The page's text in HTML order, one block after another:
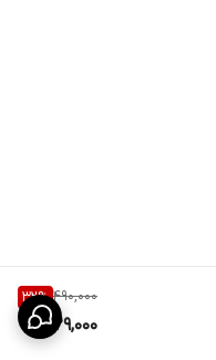
490,000
32%
329,000